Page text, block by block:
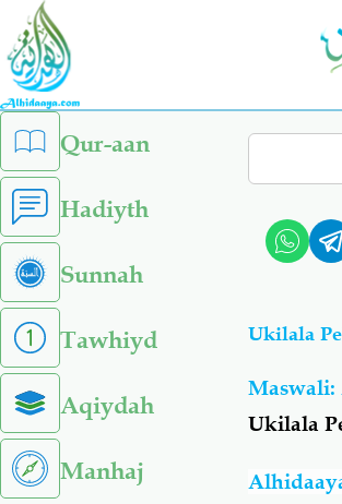
Skip
main
content
left
sidebar
menu
Qur-aan
Hadiyth
Sunnah
Tawhiyd
Aqiydah
Manhaj
Search
Ukilala
Ukilala